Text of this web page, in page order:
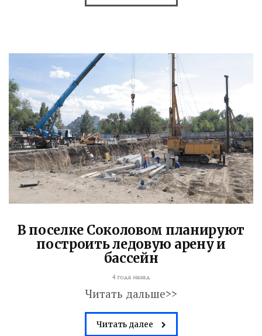
В поселке Соколовом планируют
построить ледовую арену и
бассейн
4 года назад
Читать дальше>>
Читать далее